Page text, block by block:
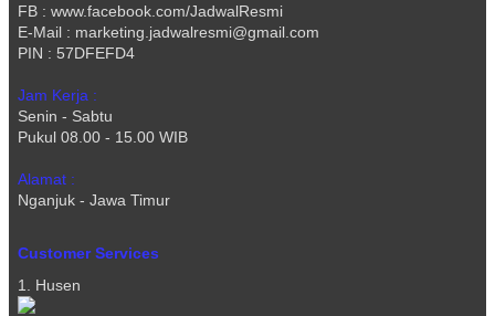
FB : www.facebook.com/JadwalResmi
E-Mail : marketing.jadwalresmi@gmail.com
PIN : 57DFEFD4
Jam Kerja :
Senin - Sabtu
Pukul 08.00 - 15.00 WIB
Alamat :
Nganjuk - Jawa Timur
Customer Services
1. Husen